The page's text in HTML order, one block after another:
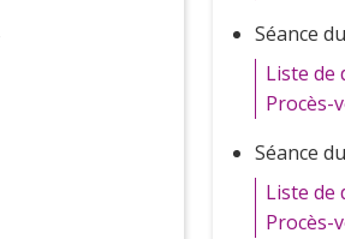
Séance
Liste de
Procès-
Séance
Liste de
Procès-